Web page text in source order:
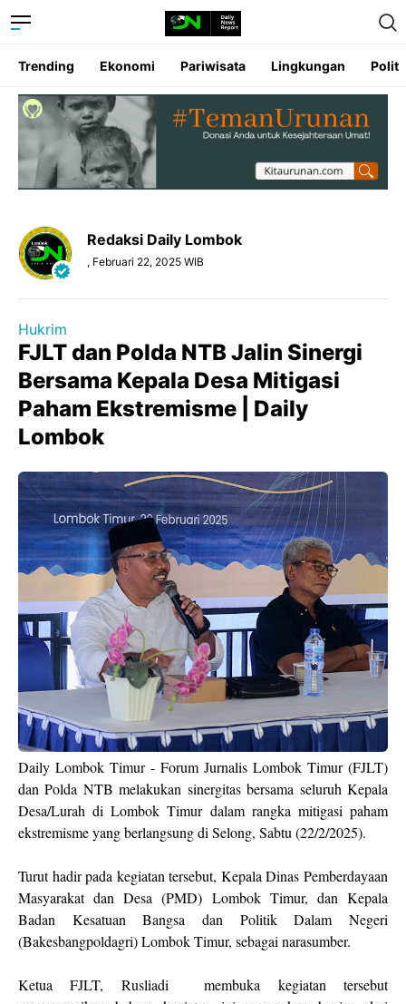
Trending Ekonomi Pariwisata Lingkungan
Redaksi Daily Lombok
, Februari 22, 2025 WIB
Hukrim
FJLT dan Polda NTB Jalin Sinergi
Bersama Kepala Desa Mitigasi
Paham Ekstremisme | Daily
Lombok
Daily Lombok Timur - Forum Jurnalis Lombok Timur (FJLT)
dan Polda NTB melakukan sinergitas bersama seluruh Kepala
Desa/Lurah di Lombok Timur dalam rangka mitigasi paham
ekstremisme yang berlangsung di Selong, Sabtu (22/2/2025).
Turut hadir pada kegiatan tersebut, Kepala Dinas Pemberdayaan
Masyarakat dan Desa (PMD) Lombok Timur, dan Kepala
Badan Kesatuan Bangsa dan Politik Dalam Negeri
(Bakesbangpoldagri) Lombok Timur, sebagai narasumber.
Ketua FJLT, Rusliadi membuka kegiatan tersebut